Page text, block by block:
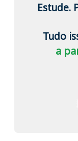
Estude.
Tudo
a